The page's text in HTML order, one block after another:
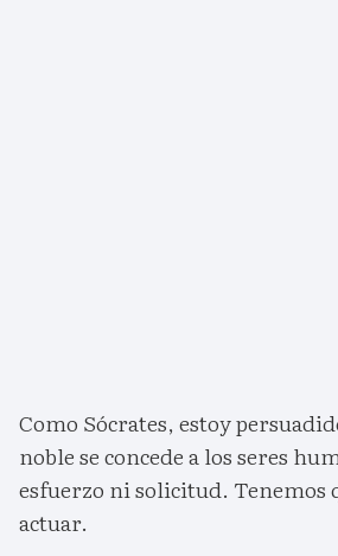
Como Sócrates, estoy
noble se concede a los seres
esfuerzo ni solicitud. Tenemos
actuar.